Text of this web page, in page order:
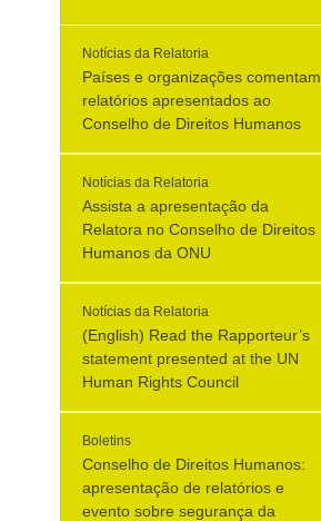
Notícias da Relatoria
Países e organizações comentam
relatórios apresentados ao
Conselho de Direitos Humanos
Notícias da Relatoria
Assista a apresentação da
Relatora no Conselho de Direitos
Humanos da ONU
Notícias da Relatoria
(English) Read the Rapporteur’s
statement presented at the UN
Human Rights Council
Boletins
Conselho de Direitos Humanos:
apresentação de relatórios e
evento sobre segurança da